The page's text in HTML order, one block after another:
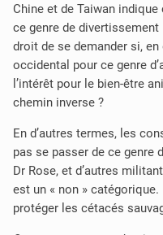
Chine et de Taiwan
ce genre de
droit de se demander si,
occidental pour ce genre
l’intérêt pour le bien-être
chemin inverse ?
En d’autres termes, les
pas se passer de ce genre
Dr Rose, et d’autres
est un « non »
protéger les cétacés